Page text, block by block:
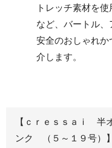
レディース作業着
ブルゾン
春夏半袖
ジャンパー
トレッチ素材を
など、バートル、
安全のおしゃれ
介します。
【ｃｒｅｓｓａｉ
ンク （５～１９号）